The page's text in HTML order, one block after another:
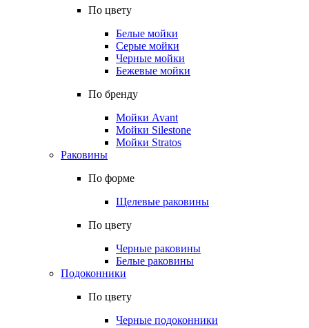
По цвету
Белые мойки
Серые мойки
Черные мойки
Бежевые мойки
По бренду
Мойки Avant
Мойки Silestone
Мойки Stratos
Раковины
По форме
Щелевые раковины
По цвету
Черные раковины
Белые раковины
Подоконники
По цвету
Черные подоконники